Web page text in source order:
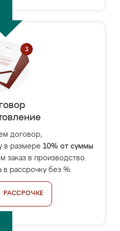
договор,
в размере 10% от суммы
заказ в производство.
в рассрочку без %.
РАССРОЧКЕ